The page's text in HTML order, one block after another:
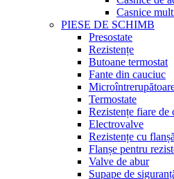
Casnice
PIESE DE SCHIMB
Presostate
Rezistențe
Butoane termostat
Fante din cauciuc
Termostate
Rezistențe fiare de
Electrovalve
Rezistențe cu flanșă
Flanșe pentru
Valve de abur
Supape de